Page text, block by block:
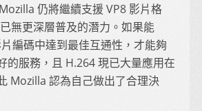
仍將繼續支援 VP8 影片格
無更深層普及的潛力。如果能
編碼中達到最佳互通性，才能夠
的服務，且 H.264 現已大量應用在
Mozilla 認為自己做出了合理決